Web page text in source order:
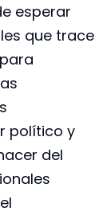
esperar
que trace
político y
del